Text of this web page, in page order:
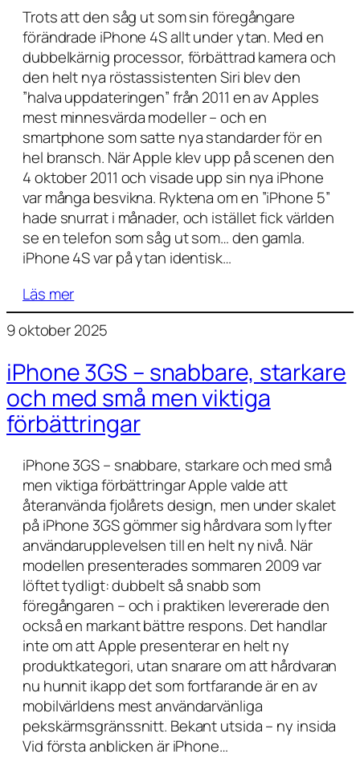
Trots att den såg ut som sin föregångare
förändrade iPhone 4S allt under ytan. Med en
dubbelkärnig processor, förbättrad kamera och
den helt nya röstassistenten Siri blev den
”halva uppdateringen” från 2011 en av Apples
mest minnesvärda modeller – och en
smartphone som satte nya standarder för en
hel bransch. När Apple klev upp på scenen den
4 oktober 2011 och visade upp sin nya iPhone
var många besvikna. Ryktena om en ”iPhone 5”
hade snurrat i månader, och istället fick världen
se en telefon som såg ut som… den gamla.
iPhone 4S var på ytan identisk…
Läs mer
9 oktober 2025
iPhone 3GS – snabbare, starkare
och med små men viktiga
förbättringar
iPhone 3GS – snabbare, starkare och med små
men viktiga förbättringar Apple valde att
återanvända fjolårets design, men under skalet
på iPhone 3GS gömmer sig hårdvara som lyfter
användarupplevelsen till en helt ny nivå. När
modellen presenterades sommaren 2009 var
löftet tydligt: dubbelt så snabb som
föregångaren – och i praktiken levererade den
också en markant bättre respons. Det handlar
inte om att Apple presenterar en helt ny
produktkategori, utan snarare om att hårdvaran
nu hunnit ikapp det som fortfarande är en av
mobilvärldens mest användarvänliga
pekskärmsgränssnitt. Bekant utsida – ny insida
Vid första anblicken är iPhone…